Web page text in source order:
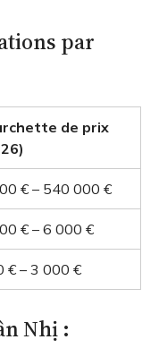
par
de prix
€ – 540 000 €
€ – 6 000 €
€ – 3 000 €
Nhị :